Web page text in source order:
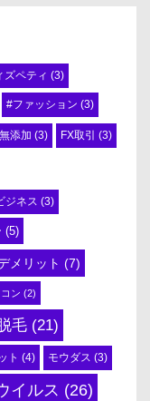
ズペティ (3)
#ファッション (3)
添加 (3) FX取引 (3)
ジネス (3)
(5)
メリット (7)
ン (2)
毛 (21)
ト (4) モウダス (3)
イルス (26)